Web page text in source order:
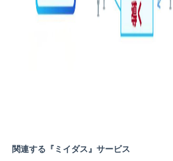
関連する『ミイダス』サービス